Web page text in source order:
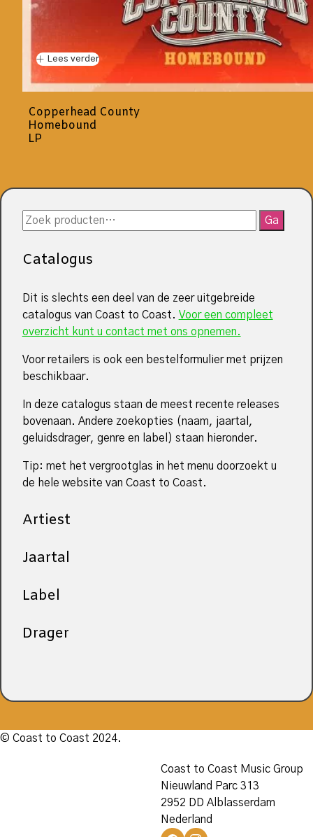
Lees verder
Copperhead County
Homebound
LP
Zoeken
naar:
Ga
Catalogus
Dit is slechts een deel van de zeer uitgebreide
catalogus van Coast to Coast. Voor een compleet
overzicht kunt u contact met ons opnemen.
Voor retailers is ook een bestelformulier met prijzen
beschikbaar.
In deze catalogus staan de meest recente releases
bovenaan. Andere zoekopties (naam, jaartal,
geluidsdrager, genre en label) staan hieronder.
Tip: met het vergrootglas in het menu doorzoekt u
de hele website van Coast to Coast.
Artiest
Jaartal
Label
Drager
© Coast to Coast 2024.
Coast to Coast Music Group
Nieuwland Parc 313
2952 DD Alblasserdam
Nederland